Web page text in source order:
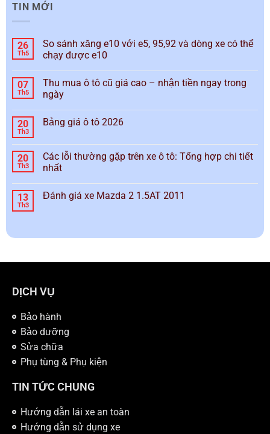
TIN MỚI
26
Th5
So sánh xăng e10 với e5, 95,92 và dòng xe có thể
chạy được e10
07
Th5
Thu mua ô tô cũ giá cao – nhận tiền ngay trong
ngày
20
Th3
Bảng giá ô tô 2026
20
Th3
Các lỗi thường gặp trên xe ô tô: Tổng hợp chi tiết
nhất
13
Th3
Đánh giá xe Mazda 2 1.5AT 2011
DỊCH VỤ
Bảo hành
Bảo dưỡng
Sửa chữa
Phụ tùng & Phụ kiện
TIN TỨC CHUNG
Hướng dẫn lái xe an toàn
Hướng dẫn sử dụng xe